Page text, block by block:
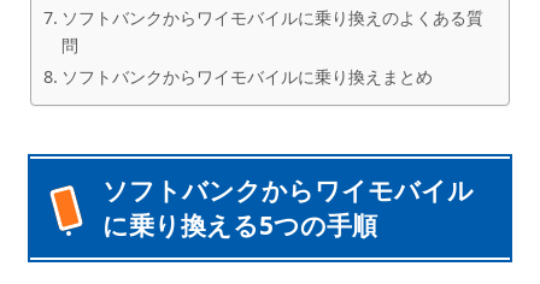
ソフトバンクからワイモバイルに乗り換えのよくある質
問
ソフトバンクからワイモバイルに乗り換えまとめ
ソフトバンクからワイモバイル
に乗り換える5つの手順